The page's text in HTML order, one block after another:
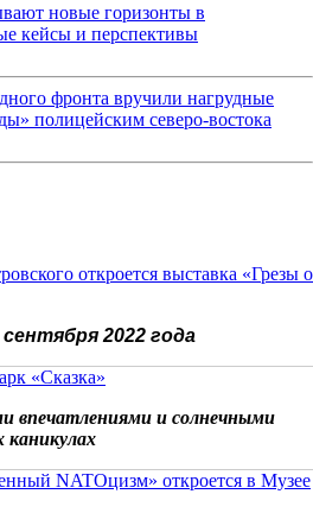
новые горизонты в
кейсы и перспективы
фронта вручили нагрудные
полицейским северо-востока
откроется выставка «Грезы о
2022 года
«Сказка»
впечатлениями и солнечными
каникулах
NATOцизм» откроется в Музее